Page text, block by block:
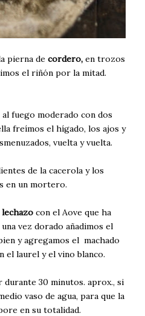
pierna decordero, en trozos
el riñón por la mitad.
fuego moderado con dos
freímos el hígado, los ajos y
vuelta y vuelta.
de la cacerola y los
en un mortero.
lechazocon el Aove que ha
vez dorado añadimos el
y agregamos el machado
el laurel y el vino blanco.
durante 30 minutos. aprox., si
vaso de agua, para que la
en su totalidad.